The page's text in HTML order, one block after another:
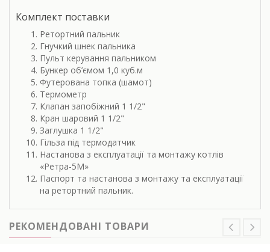
Комплект поставки
Ретортний пальник
Гнучкий шнек пальника
Пульт керування пальником
Бункер об’ємом 1,0 куб.м
Футерована топка (шамот)
Термометр
Клапан запобіжний 1 1/2"
Кран шаровий 1 1/2"
Заглушка 1 1/2"
Гільза під термодатчик
Настанова з експлуатації та монтажу котлів
«Ретра-5М»
Паспорт та настанова з монтажу та експлуатації
на ретортний пальник.
РЕКОМЕНДОВАНІ ТОВАРИ